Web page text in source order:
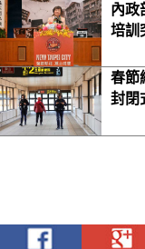
內政
培訓
春節
封閉